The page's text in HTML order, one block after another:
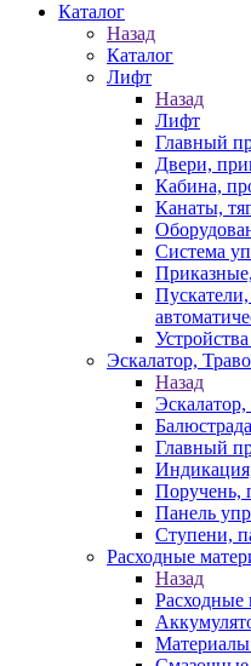
Каталог
Назад
Каталог
Лифт
Назад
Лифт
Главный
Двери,
Кабина,
Канаты,
Система
Эскалатор,
Назад
Эскалатор,
Главный
Поручень,
Панель
Ступени,
Расходные
Назад
Расходные
Материалы